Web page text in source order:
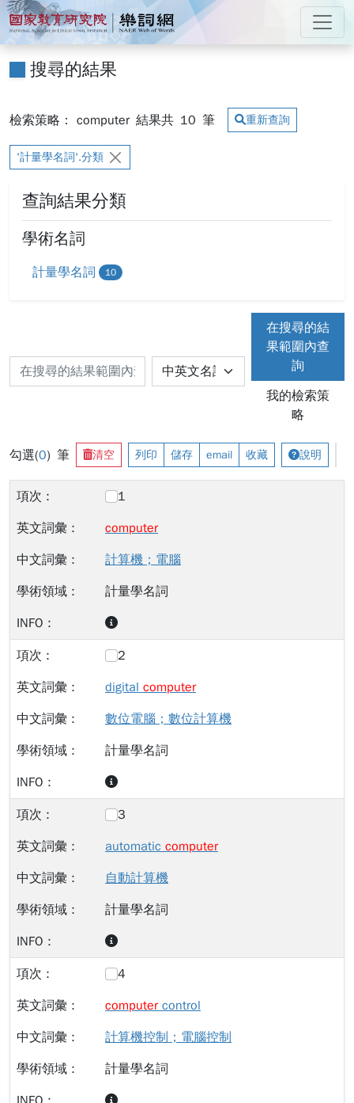
跳到主要內容
:::
國家教育研究院 樂詞網
搜尋的結果
檢索策略： computer 結果共 10 筆 重新查詢
'計量學名詞'.分類
查詢結果分類
學術名詞
計量學名詞 10
在搜尋的結
果範圍內查
詢
我的檢索策
略
勾選(0) 筆 清空 列印 儲存 email 收藏 說明
1
computer
計算機；電腦
計量學名詞
2
digital computer
數位電腦；數位計算機
計量學名詞
3
automatic computer
自動計算機
計量學名詞
4
computercontrol
計算機控制；電腦控制
計量學名詞